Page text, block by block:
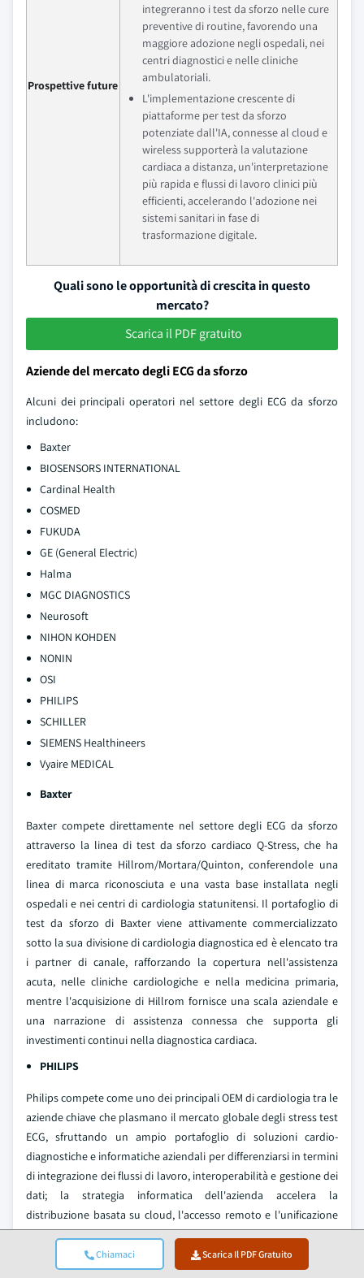
Chiamaci Scarica Il PDF Gratuito
Prospettive future
integreranno i test da sforzo nelle cure
preventive di routine, favorendo una
maggiore adozione negli ospedali, nei
centri diagnostici e nelle cliniche
ambulatoriali.
L'implementazione crescente di
piattaforme per test da sforzo
potenziate dall'IA, connesse al cloud e
wireless supporterà la valutazione
cardiaca a distanza, un'interpretazione
più rapida e flussi di lavoro clinici più
efficienti, accelerando l'adozione nei
sistemi sanitari in fase di
trasformazione digitale.
Quali sono le opportunità di crescita in questo
mercato?
Scarica il PDF gratuito
Aziende del mercato degli ECG da sforzo
Alcuni dei principali operatori nel settore degli ECG da sforzo
includono:
Baxter
BIOSENSORS INTERNATIONAL
Cardinal Health
COSMED
FUKUDA
GE (General Electric)
Halma
MGC DIAGNOSTICS
Neurosoft
NIHON KOHDEN
NONIN
OSI
PHILIPS
SCHILLER
SIEMENS Healthineers
Vyaire MEDICAL
Baxter
Baxter compete direttamente nel settore degli ECG da sforzo
attraverso la linea di test da sforzo cardiaco Q‑Stress, che ha
ereditato tramite Hillrom/Mortara/Quinton, conferendole una
linea di marca riconosciuta e una vasta base installata negli
ospedali e nei centri di cardiologia statunitensi. Il portafoglio di
test da sforzo di Baxter viene attivamente commercializzato
sotto la sua divisione di cardiologia diagnostica ed è elencato tra
i partner di canale, rafforzando la copertura nell'assistenza
acuta, nelle cliniche cardiologiche e nella medicina primaria,
mentre l'acquisizione di Hillrom fornisce una scala aziendale e
una narrazione di assistenza connessa che supporta gli
investimenti continui nella diagnostica cardiaca.
PHILIPS
Philips compete come uno dei principali OEM di cardiologia tra le
aziende chiave che plasmano il mercato globale degli stress test
ECG, sfruttando un ampio portafoglio di soluzioni cardio-
diagnostiche e informatiche aziendali per differenziarsi in termini
di integrazione dei flussi di lavoro, interoperabilità e gestione dei
dati; la strategia informatica dell'azienda accelera la
distribuzione basata su cloud, l'accesso remoto e l'unificazione
dei dati tra diverse modalità, allineandosi alle tendenze di
mercato verso soluzioni per stress-ECG integrate con EHR,
abilitate all'IA e portatili/wireless adottate da ospedali e centri